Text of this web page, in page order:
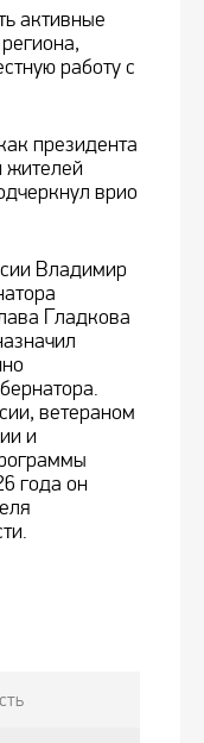
активные
работу с
президента
жителей
врио
Владимир
Гладкова
ветераном
и
года он